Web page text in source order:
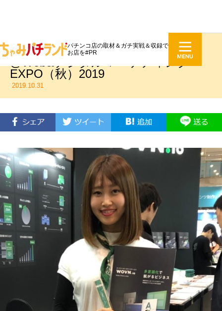
パチンコ店の取材＆ガチ実戦＆収録で
お店を#PR
Wovn Technologies株式会社様
@Web&デジタルマーケティング
EXPO（秋）2019
2019.10.31